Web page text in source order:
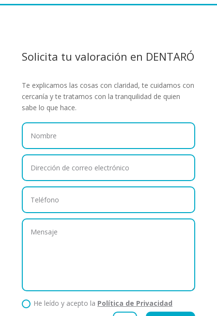
Solicita tu valoración en DENTARÓ
Te explicamos las cosas con claridad, te cuidamos con
cercanía y te tratamos con la tranquilidad de quien
sabe lo que hace.
He leído y acepto la Política de Privacidad